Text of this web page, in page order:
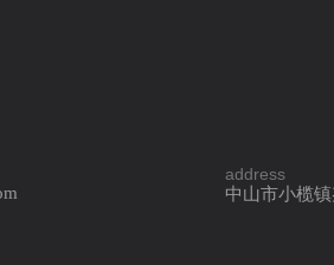
address
中山市小榄